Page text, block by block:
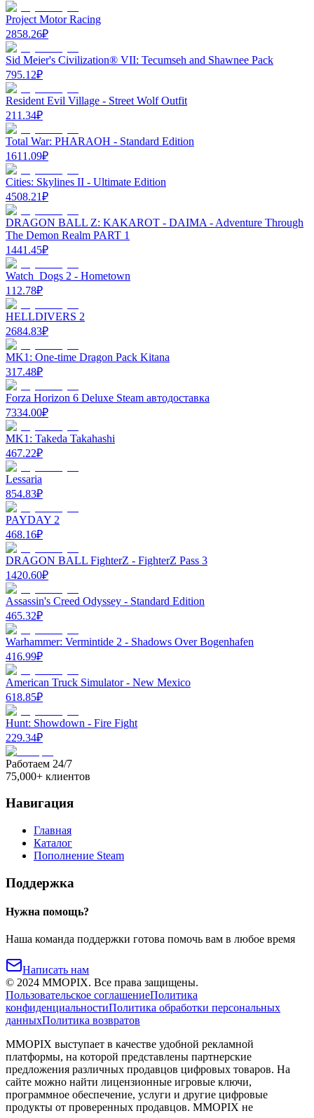
Project Motor Racing
2858.26₽
Sid Meier's Civilization® VII: Tecumseh and Shawnee Pack
795.12₽
Resident Evil Village - Street Wolf Outfit
211.34₽
Total War: PHARAOH - Standard Edition
1611.09₽
Cities: Skylines II - Ultimate Edition
4508.21₽
DRAGON BALL Z: KAKAROT - DAIMA - Adventure Through
The Demon Realm PART 1
1441.45₽
Watch_Dogs 2 - Hometown
112.78₽
HELLDIVERS 2
2684.83₽
MK1: One-time Dragon Pack Kitana
317.48₽
Forza Horizon 6 Deluxe Steam автодоставка
7334.00₽
MK1: Takeda Takahashi
467.22₽
Lessaria
854.83₽
PAYDAY 2
468.16₽
DRAGON BALL FighterZ - FighterZ Pass 3
1420.60₽
Assassin's Creed Odyssey - Standard Edition
465.32₽
Warhammer: Vermintide 2 - Shadows Over Bogenhafen
416.99₽
American Truck Simulator - New Mexico
618.85₽
Hunt: Showdown - Fire Fight
229.34₽
Работаем 24/7
75,000+ клиентов
Навигация
Главная
Каталог
Пополнение Steam
Поддержка
Нужна помощь?
Наша команда поддержки готова помочь вам в любое время
Написать нам
© 2024 MMOPIX. Все права защищены.
Пользовательское соглашениеПолитика
конфиденциальностиПолитика обработки персональных
данныхПолитика возвратов
MMOPIX выступает в качестве удобной рекламной
платформы, на которой представлены партнерские
предложения различных продавцов цифровых товаров. На
сайте можно найти лицензионные игровые ключи,
программное обеспечение, услуги и другие цифровые
продукты от проверенных продавцов. MMOPIX не